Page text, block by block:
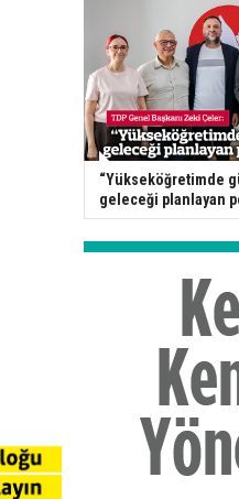
“Yükseköğretimde
geleceği planlayan